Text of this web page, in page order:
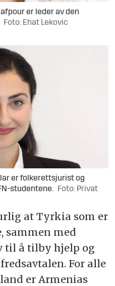
er leder av den
Foto: Ehat Lekovic
er folkerettsjurist og
studentene.
Foto: Privat
at Tyrkia som er
sammen med
til å tilby hjelp og
For alle
er Armenias